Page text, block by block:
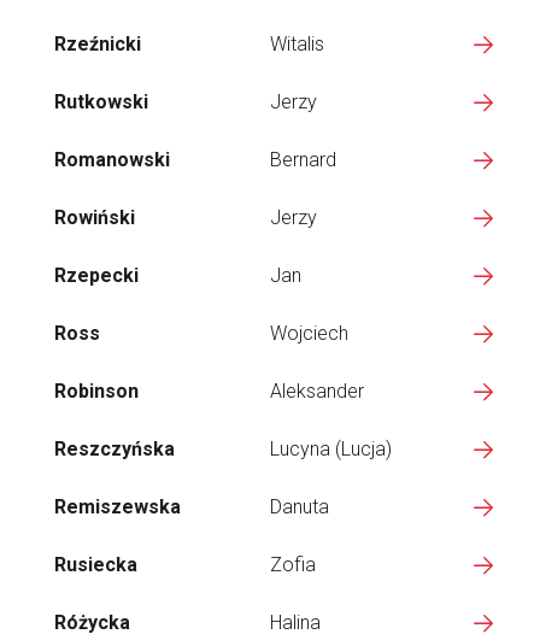
Rzeźnicki Witalis
Rutkowski Jerzy
Romanowski Bernard
Rowiński Jerzy
Rzepecki Jan
Ross Wojciech
Robinson Aleksander
Reszczyńska Lucyna (Lucja)
Remiszewska Danuta
Rusiecka Zofia
Różycka Halina